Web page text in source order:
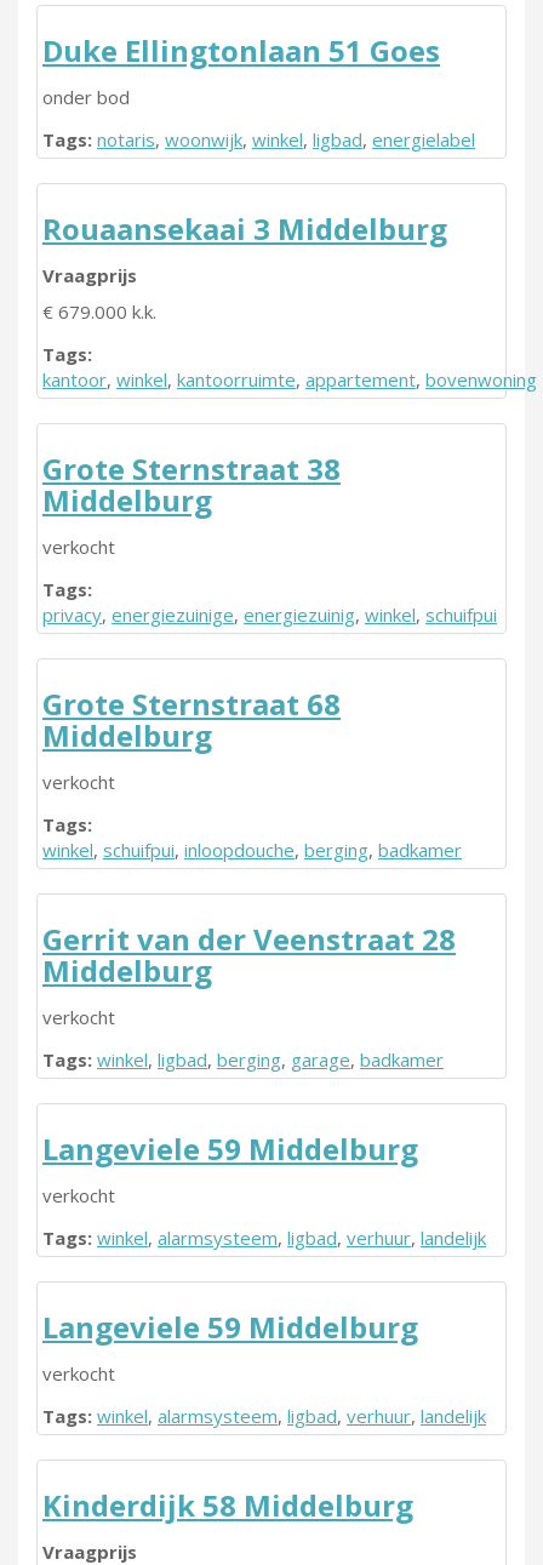
Duke Ellingtonlaan 51 Goes
onder bod
Tags: notaris, woonwijk, winkel, ligbad, energielabel
Rouaansekaai 3 Middelburg
Vraagprijs
€ 679.000 k.k.
Tags:
kantoor, winkel, kantoorruimte, appartement, bovenwoning
Grote Sternstraat 38
Middelburg
verkocht
Tags:
privacy, energiezuinige, energiezuinig, winkel, schuifpui
Grote Sternstraat 68
Middelburg
verkocht
Tags:
winkel, schuifpui, inloopdouche, berging, badkamer
Gerrit van der Veenstraat 28
Middelburg
verkocht
Tags: winkel, ligbad, berging, garage, badkamer
Langeviele 59 Middelburg
verkocht
Tags: winkel, alarmsysteem, ligbad, verhuur, landelijk
Langeviele 59 Middelburg
verkocht
Tags: winkel, alarmsysteem, ligbad, verhuur, landelijk
Kinderdijk 58 Middelburg
Vraagprijs